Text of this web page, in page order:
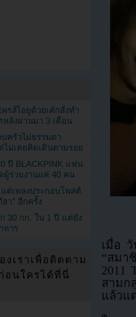
เมื่อ
“สมา
2011
สามก
แล้วแ
รส์ไอยูด้วยเค้กสั่งทำ
หลังผ่านมา 3 เดือน
ครัวไม่ธรรมดา
ม่เคยคิดเดินตามรอย
ปี BLACKPINK แฟน
ร่วมงานแค่ 40 คน
ต่เพลงประกอบโพสต์
า” อีกครั้ง
30 กก. ใน 1 ปี แต่ยัง
หาร
เราเพื่อติดตาม
อนใครได้ที่นี่